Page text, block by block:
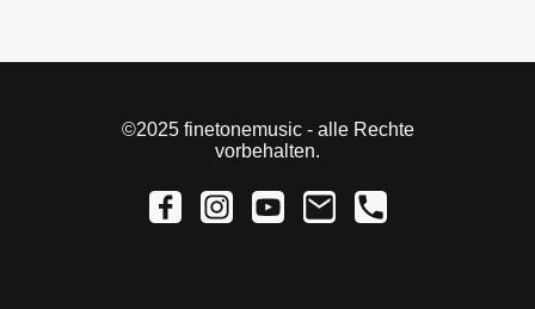
©2025 finetonemusic - alle Rechte
vorbehalten.